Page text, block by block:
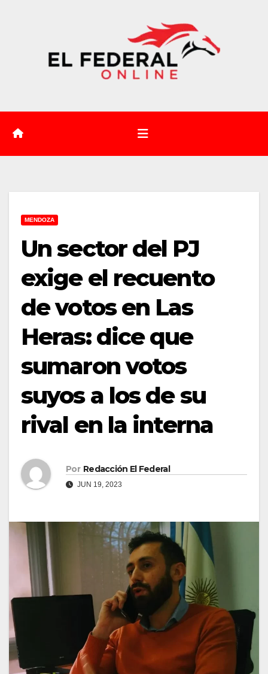
MENDOZA
Un sector del PJ
exige el recuento
de votos en Las
Heras: dice que
sumaron votos
suyos a los de su
rival en la interna
Por Redacción El Federal
JUN 19, 2023